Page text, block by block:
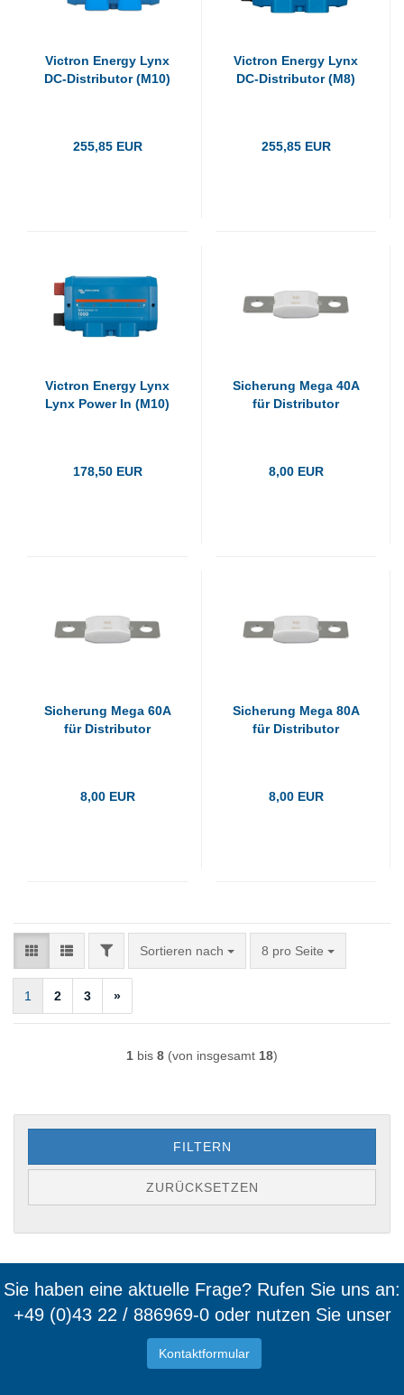
Victron Energy Lynx
DC-Distributor (M10)
255,85 EUR
Victron Energy Lynx
DC-Distributor (M8)
255,85 EUR
Victron Energy Lynx
Lynx Power In (M10)
178,50 EUR
Sicherung Mega 40A
für Distributor
8,00 EUR
Sicherung Mega 60A
für Distributor
8,00 EUR
Sicherung Mega 80A
für Distributor
8,00 EUR
FILTERSortieren nach
Sortieren nach 8 pro Seite
pro Seite
1 2 3 »
1 bis 8 (von insgesamt 18)
FILTERN
ZURÜCKSETZEN
Sie haben eine aktuelle Frage? Rufen Sie uns an:
+49 (0)43 22 / 886969-0 oder nutzen Sie unser
Kontaktformular